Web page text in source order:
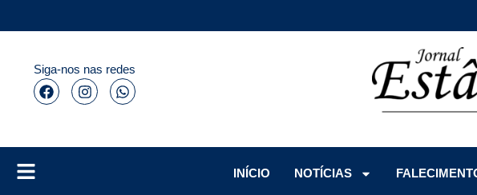
Siga-nos nas redes
INÍCIO
NOTÍCIAS